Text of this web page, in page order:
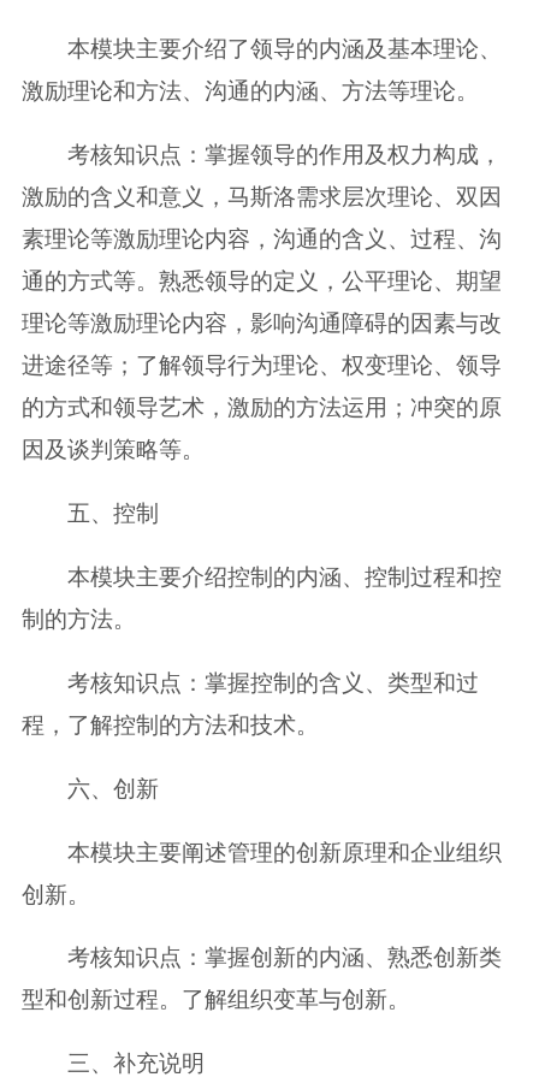
本模块主要介绍了领导的内涵及基本理论、
激励理论和方法、沟通的内涵、方法等理论。
考核知识点：掌握领导的作用及权力构成，
激励的含义和意义，马斯洛需求层次理论、双因
素理论等激励理论内容，沟通的含义、过程、沟
通的方式等。熟悉领导的定义，公平理论、期望
理论等激励理论内容，影响沟通障碍的因素与改
进途径等；了解领导行为理论、权变理论、领导
的方式和领导艺术，激励的方法运用；冲突的原
因及谈判策略等。
五、控制
本模块主要介绍控制的内涵、控制过程和控
制的方法。
考核知识点：掌握控制的含义、类型和过
程，了解控制的方法和技术。
六、创新
本模块主要阐述管理的创新原理和企业组织
创新。
考核知识点：掌握创新的内涵、熟悉创新类
型和创新过程。了解组织变革与创新。
三、补充说明